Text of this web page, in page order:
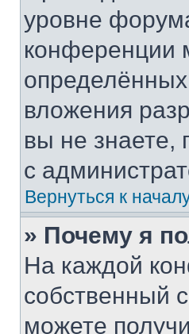
уровне
конференции
вложения
вы не знаете,
с
Вернуться к
» Почему я
На каждой
собственный
можете